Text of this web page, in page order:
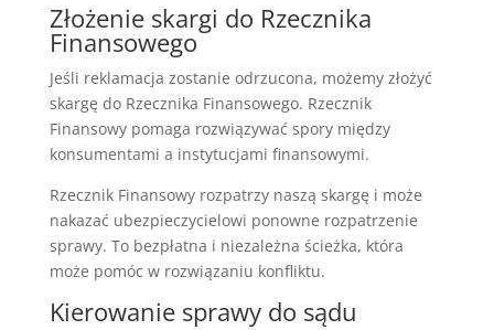
Złożenie skargi do Rzecznika
Finansowego
Jeśli reklamacja zostanie odrzucona, możemy złożyć
skargę do Rzecznika Finansowego. Rzecznik
Finansowy pomaga rozwiązywać spory między
konsumentami a instytucjami finansowymi.
Rzecznik Finansowy rozpatrzy naszą skargę i może
nakazać ubezpieczycielowi ponowne rozpatrzenie
sprawy. To bezpłatna i niezależna ścieżka, która
może pomóc w rozwiązaniu konfliktu.
Kierowanie sprawy do sądu